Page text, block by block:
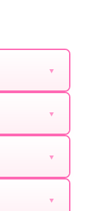
▼
▼
值最低6折
▼
管道。您獲
▼